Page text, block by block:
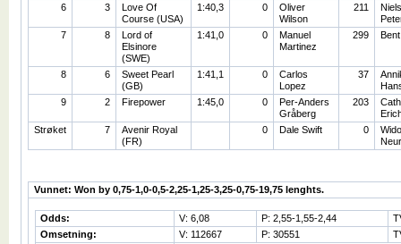
6
3
Love Of
Course (USA)
1:40,3 0
Oliver
Wilson
211
Niels
7
8
Lord of
Elsinore
(SWE)
1:41,0 0
Manuel
Martinez
299
8 6
Sweet Pearl
(GB)
1:41,1 0
Carlos
Lopez
37
9
2 Firepower 1:45,0 0
Per-Anders
Gråberg
203
Strøket
7
Avenir Royal
(FR)
0 Dale Swift 0
Wido
Vunnet: Won by 0,75-1,0-0,5-2,25-1,25-3,25-0,75-19,75 lenghts.
Odds: V: 6,08 P: 2,55-1,55-2,44
Omsetning:
V: 112667 P: 30551